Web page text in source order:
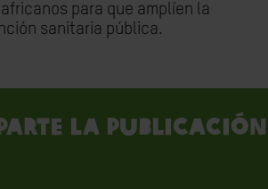
para que amplíen la
sanitaria pública.
la publicación